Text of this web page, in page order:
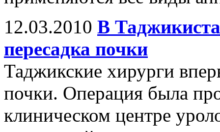
12.03.2010 В
пересадка почки
Таджикские хирурги
почки. Операция была
клиническом центре